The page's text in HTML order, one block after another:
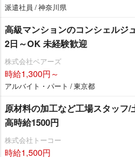
派遣社員 / 神奈川県
高級マンションのコンシェルジ
2日～OK 未経験歓迎
株式会社ベアーズ
時給1,300円～
アルバイト・パート / 東京都
原材料の加工など工場スタッフ
高時給1500円
株式会社トーコー
時給1,500円